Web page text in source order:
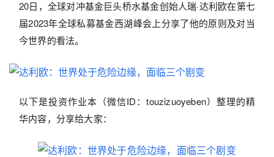
20日，全球对冲基金巨头桥水基金创始人瑞·达利欧在第七
届2023年全球私募基金西湖峰会上分享了他的原则及对当
今世界的看法。
以下是投资作业本（微信ID：touzizuoyeben）整理的精
华内容，分享给大家：